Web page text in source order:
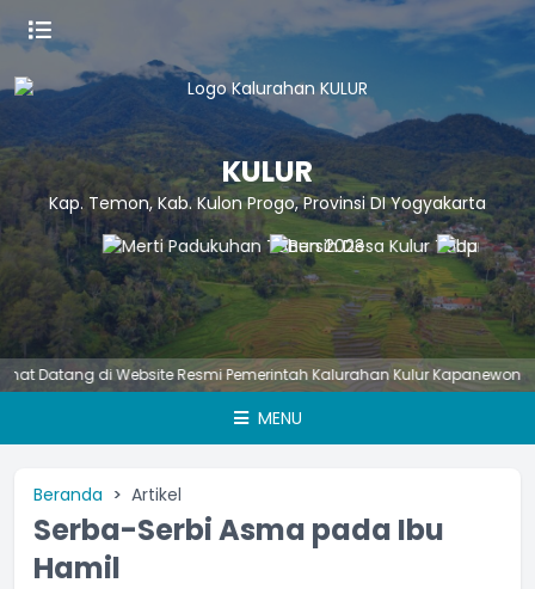
KULUR
Kap. Temon, Kab. Kulon Progo, Provinsi DI Yogyakarta
di Website Resmi Pemerintah Kalurahan Kulur Kapanewon
MENU
Beranda Artikel
Serba-Serbi Asma pada Ibu
Hamil